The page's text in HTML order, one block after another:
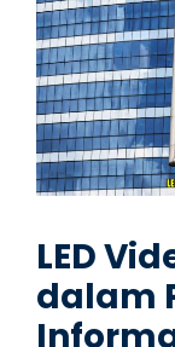
LED
dalam